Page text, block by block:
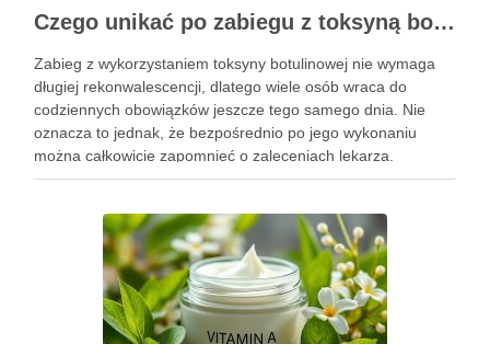
Czego unikać po zabiegu z toksyną botulinową?
Zabieg z wykorzystaniem toksyny botulinowej nie wymaga
długiej rekonwalescencji, dlatego wiele osób wraca do
codziennych obowiązków jeszcze tego samego dnia. Nie
oznacza to jednak, że bezpośrednio po jego wykonaniu
można całkowicie zapomnieć o zaleceniach lekarza.
Pierwsze godziny i dni po zabiegu mają znaczenie dla